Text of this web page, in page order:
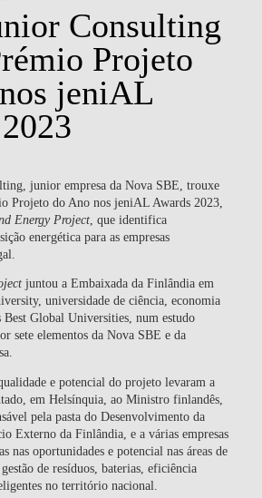
Consulting
Projeto
jeniAL
junior empresa da Nova SBE, trouxe
Projeto do Ano nos jeniAL Awards 2023,
Energy Project, que identifica
energética para as empresas
juntou a Embaixada da Finlândia em
universidade de ciência, economia
Best Global Universities, num estudo
sete elementos da Nova SBE e da
e potencial do projeto levaram a
em Helsínquia, ao Ministro finlandês,
pela pasta do Desenvolvimento da
Externo da Finlândia, e a várias empresas
nas oportunidades e potencial nas áreas de
de resíduos, baterias, eficiência
no território nacional.